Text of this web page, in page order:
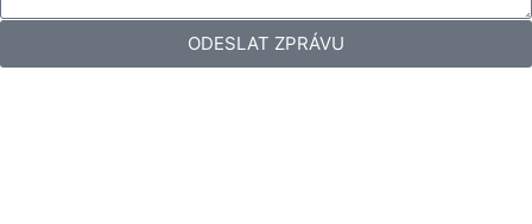
ODESLAT ZPRÁVU